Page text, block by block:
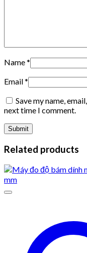
Name*
Email*
Save my name,
next time I comment.
Related products